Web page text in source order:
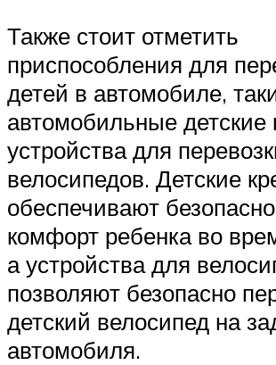
Также стоит отметить
приспособления для
детей в автомобиле,
автомобильные детские
устройства для
велосипедов. Детские
обеспечивают
комфорт ребенка во
а устройства для
позволяют безопасно
детский велосипед на
автомобиля.